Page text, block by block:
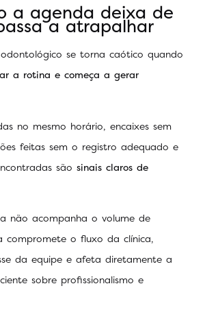
a agenda deixa de
a atrapalhar
se torna caótico quando
a rotina e começa a gerar
no mesmo horário, encaixes sem
feitas sem o registro adequado e
são sinais claros de
não acompanha o volume de
compromete o fluxo da clínica,
da equipe e afeta diretamente a
sobre profissionalismo e